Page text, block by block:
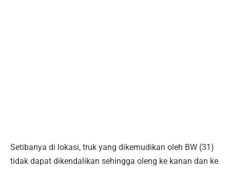
Setibanya di lokasi, truk yang dikemudikan oleh BW (31)
tidak dapat dikendalikan sehingga oleng ke kanan dan ke